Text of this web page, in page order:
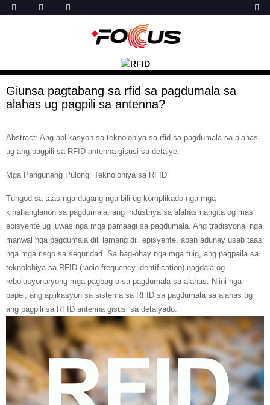
Giunsa pagtabang sa rfid sa pagdumala sa
alahas ug pagpili sa antenna?
Abstract: Ang aplikasyon sa teknolohiya sa rfid sa pagdumala sa alahas
ug ang pagpili sa RFID antenna gisusi sa detalye.
Mga Pangunang Pulong: Teknolohiya sa RFID
Tungod sa taas nga dugang nga bili ug komplikado nga mga
kinahanglanon sa pagdumala, ang industriya sa alahas nangita og mas
episyente ug luwas nga mga pamaagi sa pagdumala. Ang tradisyonal nga
manwal nga pagdumala dili lamang dili episyente, apan adunay usab taas
nga mga risgo sa seguridad. Sa bag-ohay nga mga tuig, ang pagpaila sa
teknolohiya sa RFID (radio frequency identification) nagdala og
rebolusyonaryong mga pagbag-o sa pagdumala sa alahas. Niini nga
papel, ang aplikasyon sa sistema sa RFID sa pagdumala sa alahas ug
ang pagpili sa RFID antenna gisusi sa detalyado.